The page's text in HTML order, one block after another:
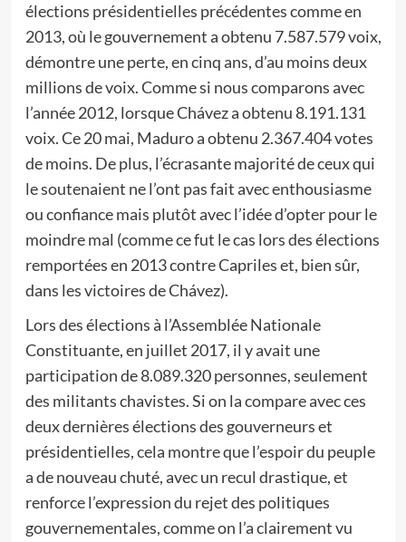
élections présidentielles précédentes comme en
2013, où le gouvernement a obtenu 7.587.579 voix,
démontre une perte, en cinq ans, d’au moins deux
millions de voix. Comme si nous comparons avec
l’année 2012, lorsque Chávez a obtenu 8.191.131
voix. Ce 20 mai, Maduro a obtenu 2.367.404 votes
de moins. De plus, l’écrasante majorité de ceux qui
le soutenaient ne l’ont pas fait avec enthousiasme
ou confiance mais plutôt avec l’idée d’opter pour le
moindre mal (comme ce fut le cas lors des élections
remportées en 2013 contre Capriles et, bien sûr,
dans les victoires de Chávez).
Lors des élections à l’Assemblée Nationale
Constituante, en juillet 2017, il y avait une
participation de 8.089.320 personnes, seulement
des militants chavistes. Si on la compare avec ces
deux dernières élections des gouverneurs et
présidentielles, cela montre que l’espoir du peuple
a de nouveau chuté, avec un recul drastique, et
renforce l’expression du rejet des politiques
gouvernementales, comme on l’a clairement vu